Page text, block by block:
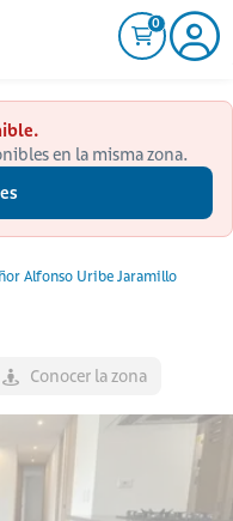
0
en la misma zona.
Alfonso Uribe Jaramillo
Conocer la zona